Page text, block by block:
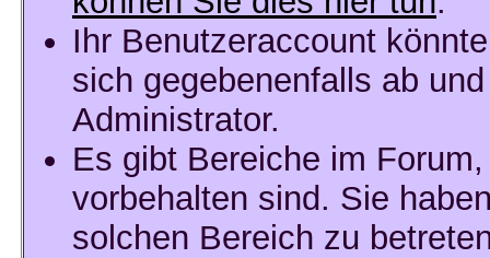
Ihr Benutzeraccount
sich gegebenenfalls ab
Administrator.
Es gibt Bereiche im
vorbehalten sind. Sie
solchen Bereich zu